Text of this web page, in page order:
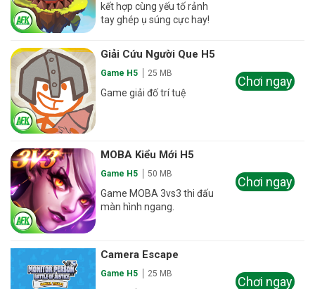
kết hợp cùng yếu tố rảnh
tay ghép ụ súng cực hay!
Giải Cứu Người Que H5
Game H5 25 MB
Game giải đố trí tuệ
Chơi ngay
MOBA Kiểu Mới H5
Game H5 50 MB
Game MOBA 3vs3 thi đấu
màn hình ngang.
Chơi ngay
Camera Escape
Game H5 25 MB
Chơi ngay